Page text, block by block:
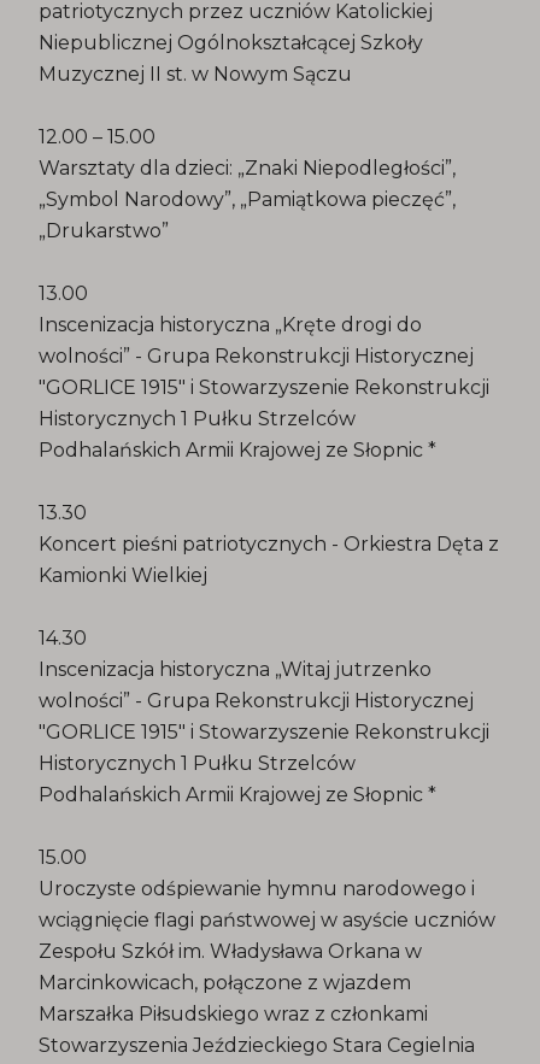
patriotycznych przez uczniów Katolickiej
Niepublicznej Ogólnokształcącej Szkoły
Muzycznej II st. w Nowym Sączu
12.00 – 15.00
Warsztaty dla dzieci: „Znaki Niepodległości”,
„Symbol Narodowy”, „Pamiątkowa pieczęć”,
„Drukarstwo”
13.00
Inscenizacja historyczna „Kręte drogi do
wolności” - Grupa Rekonstrukcji Historycznej
"GORLICE 1915" i Stowarzyszenie Rekonstrukcji
Historycznych 1 Pułku Strzelców
Podhalańskich Armii Krajowej ze Słopnic *
13.30
Koncert pieśni patriotycznych - Orkiestra Dęta z
Kamionki Wielkiej
14.30
Inscenizacja historyczna „Witaj jutrzenko
wolności” - Grupa Rekonstrukcji Historycznej
"GORLICE 1915" i Stowarzyszenie Rekonstrukcji
Historycznych 1 Pułku Strzelców
Podhalańskich Armii Krajowej ze Słopnic *
15.00
Uroczyste odśpiewanie hymnu narodowego i
wciągnięcie flagi państwowej w asyście uczniów
Zespołu Szkół im. Władysława Orkana w
Marcinkowicach, połączone z wjazdem
Marszałka Piłsudskiego wraz z członkami
Stowarzyszenia Jeździeckiego Stara Cegielnia